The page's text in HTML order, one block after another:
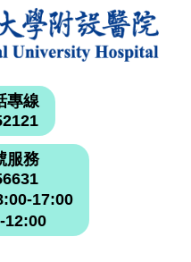
專線
服務
17:00
12:00